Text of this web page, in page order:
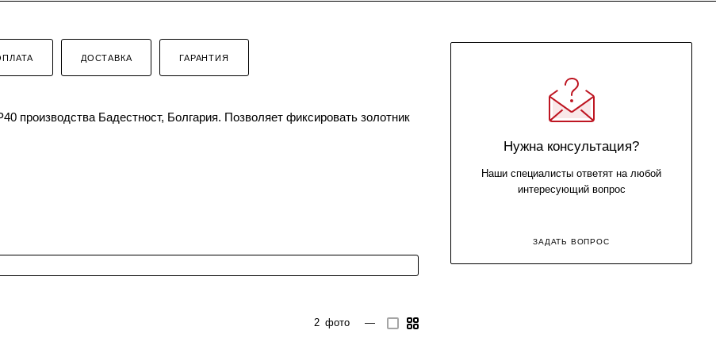
ДОСТАВКА ГАРАНТИЯ
производства Бадестност, Болгария. Позволяет фиксировать золотник
2 фото —
Нужна консультация?
Наши специалисты ответят на любой
интересующий вопрос
ЗАДАТЬ ВОПРОС